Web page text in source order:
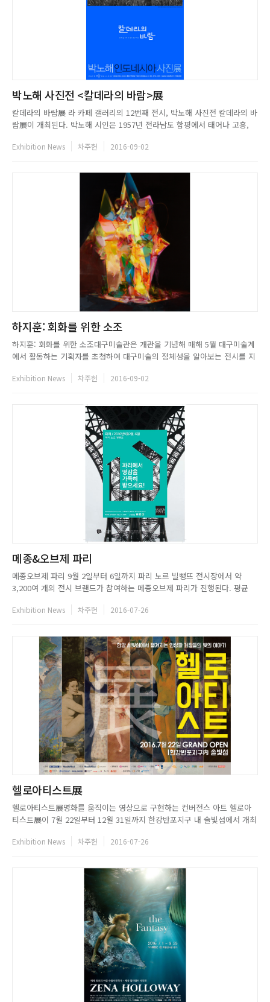
박노해 사진전 <칼데라의 바람>展
칼데라의 바람展 라 카페 갤러리의 12번째 전시, 박노해 사진전 칼데라의 바
람展이 개최된다. 박노해 시인은 1957년 전라남도 함평에서 태어나 고흥,
알렸다. 라 카페 갤러리는 2012년부터 박노해 시인의 글로벌 평화 나눔 상설
Exhibition News 차주헌 2016-09-02
하지훈: 회화를 위한 소조
하지훈: 회화를 위한 소조대구미술관은 개관을 기념해 매해 5월 대구미술계
에서 활동하는 기획자를 초청하여 대구미술의 정체성을 알아보는 전시를 지
로그램으로 2012년부터 실시해 온 대구미술관 역점사업 중 하나다. 이 프로
Exhibition News 차주헌 2016-09-02
메종&오브제 파리
메종오브제 파리 9월 2일부터 6일까지 파리 노르 빌뺑뜨 전시장에서 약
3,200여 개의 전시 브랜드가 참여하는 메종오브제 파리가 진행된다. 평균
가를 위한 전시로 홈 데코레이션, 홈 디자인, 가구, 액세서리, 텍스타일, 프레
Exhibition News 차주헌 2016-07-26
헬로아티스트展
헬로아티스트展명화를 움직이는 영상으로 구현하는 컨버전스 아트 헬로아
티스트展이 7월 22일부터 12월 31일까지 한강반포지구 내 솔빛섬에서 개최
에 컨버전스 아트를 수출하며 전 세계의 한류를 이끌고 있는 본다빈치㈜가
Exhibition News 차주헌 2016-07-26